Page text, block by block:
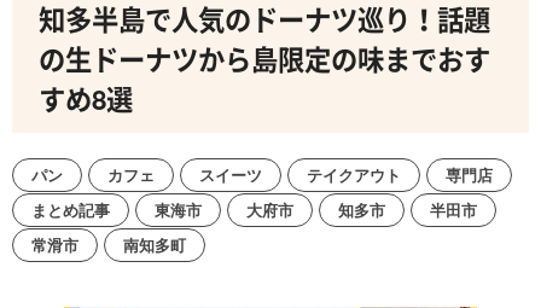
知多半島で人気のドーナツ巡り！話題
の生ドーナツから島限定の味までおす
すめ8選
パン カフェ スイーツ テイクアウト
専門店
まとめ記事
東海市 大府市 知多市
半田市
常滑市
南知多町